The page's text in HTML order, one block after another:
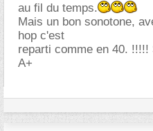
au fil du temps.
Mais un bon sonotone,
hop c'est
reparti comme en 40.
A+